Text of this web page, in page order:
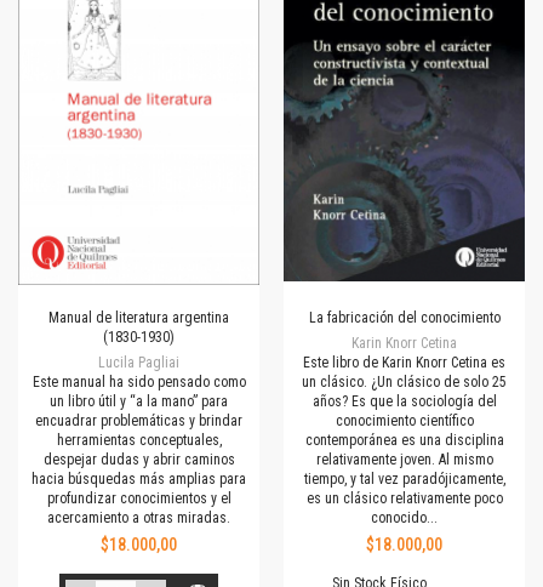
Manual de literatura argentina
(1830-1930)
Lucila Pagliai
Este manual ha sido pensado como
un libro útil y “a la mano” para
encuadrar problemáticas y brindar
herramientas conceptuales,
despejar dudas y abrir caminos
hacia búsquedas más amplias para
profundizar conocimientos y el
acercamiento a otras miradas.
$18.000,00
La fabricación del conocimiento
Karin Knorr Cetina
Este libro de Karin Knorr Cetina es
un clásico. ¿Un clásico de solo 25
años? Es que la sociología del
conocimiento científico
contemporánea es una disciplina
relativamente joven. Al mismo
tiempo, y tal vez paradójicamente,
es un clásico relativamente poco
conocido...
$18.000,00
Sin Stock Físico